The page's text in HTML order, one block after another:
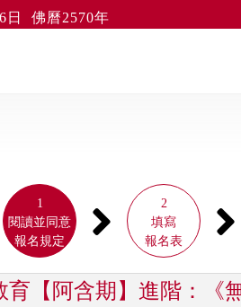
日 佛曆2570年
1
閱讀並同意
報名規定
2
填寫
報名表
【阿含期】進階：《